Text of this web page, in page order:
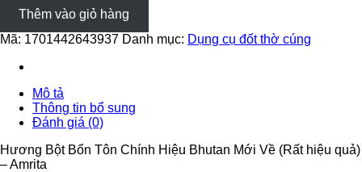
hương
Bhutan
gói
chiêu
đón
lộc,
bảo
vệ,
mang
Thêm vào giỏ hàng
Mã: 1701442643937 Danh mục: Dụng cụ đốt thờ cúng
Mô tả
Thông tin bổ sung
Đánh giá (0)
Hương Bột Bổn Tôn Chính Hiệu Bhutan Mới Về (Rất hiệu quả)
– Amrita